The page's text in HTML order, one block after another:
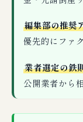
編集部の推奨
優先的にファ
業者選定の鉄
公開業者から